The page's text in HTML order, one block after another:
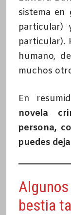
sistema en
particular)
particular).
humano,
muchos
En
novela
persona,
puedes
bestia